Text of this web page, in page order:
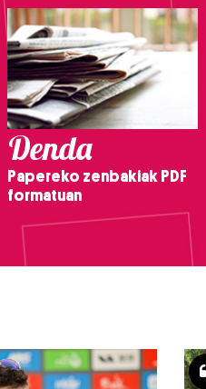
Denda
Papereko zenbakiak PDF
formatuan